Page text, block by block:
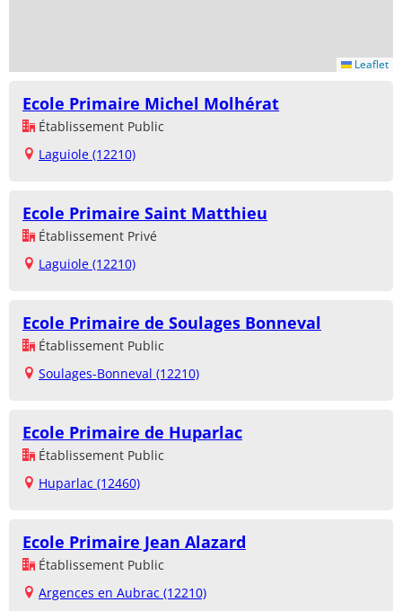
Leaflet
Ecole Primaire Michel Molhérat
Établissement Public
Laguiole (12210)
Ecole Primaire Saint Matthieu
Établissement Privé
Laguiole (12210)
Ecole Primaire de Soulages Bonneval
Établissement Public
Soulages-Bonneval (12210)
Ecole Primaire de Huparlac
Établissement Public
Huparlac (12460)
Ecole Primaire Jean Alazard
Établissement Public
Argences en Aubrac (12210)